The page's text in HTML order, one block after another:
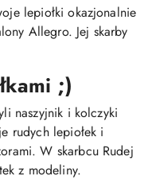
lepiołki okazjonalnie
Allegro. Jej skarby
;)
naszyjnik i kolczyki
rudych lepiołek i
W skarbcu Rudej
z modeliny.